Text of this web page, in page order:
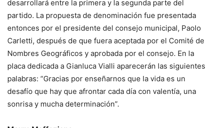
desarrollará entre la primera y la segunda parte del
partido. La propuesta de denominación fue presentada
entonces por el presidente del consejo municipal, Paolo
Carletti, después de que fuera aceptada por el Comité de
Nombres Geográficos y aprobada por el consejo. En la
placa dedicada a Gianluca Vialli aparecerán las siguientes
palabras: “Gracias por enseñarnos que la vida es un
desafío que hay que afrontar cada día con valentía, una
sonrisa y mucha determinación”.